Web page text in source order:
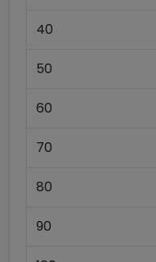
40
50
60
70
80
90